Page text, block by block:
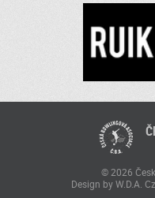
© 2026
Design by W.D.A.